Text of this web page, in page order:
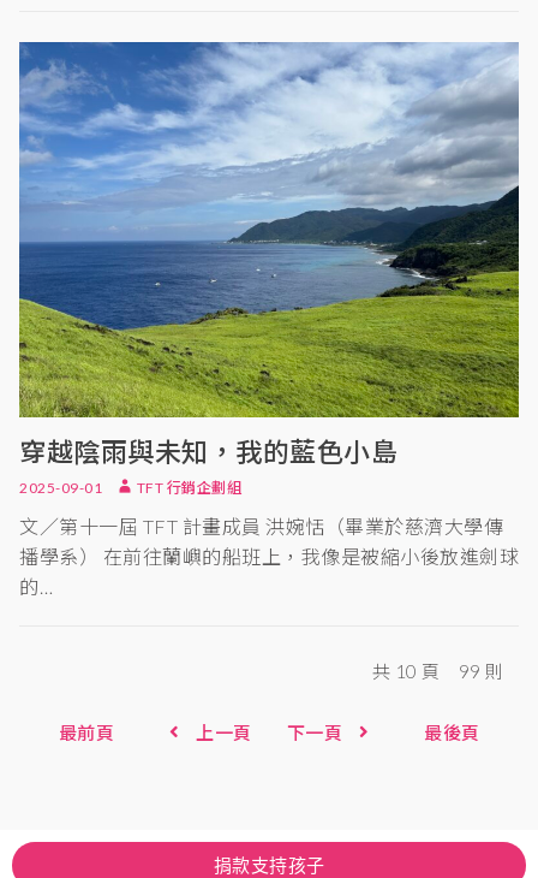
穿越陰雨與未知，我的藍色小島
2025-09-01 TFT 行銷企劃組
文／第十一屆 TFT 計畫成員 洪婉恬（畢業於慈濟大學傳
播學系） 在前往蘭嶼的船班上，我像是被縮小後放進劍球
的…
共 10 頁 99 則
最前頁 上一頁 下一頁 最後頁
捐款支持孩子